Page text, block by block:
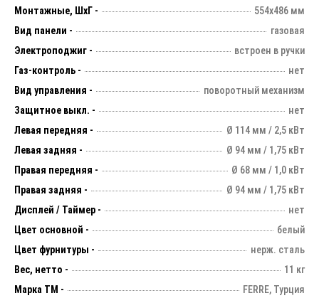
Монтажные, ШхГ -
554х486 мм
Вид панели -
газовая
Электроподжиг -
встроен в ручки
Газ-контроль -
нет
Вид управления -
поворотный механизм
Защитное выкл. -
нет
Левая передняя -
Ø 114 мм / 2,5 кВт
Левая задняя -
Ø 94 мм / 1,75 кВт
Правая передняя -
Ø 68 мм / 1,0 кВт
Правая задняя -
Ø 94 мм / 1,75 кВт
Дисплей / Таймер -
нет
Цвет основной -
белый
Цвет фурнитуры -
нерж. сталь
Вес, нетто -
11 кг
Марка ТМ -
FERRE, Турция